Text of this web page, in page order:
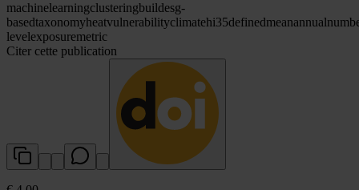
machinelearningclusteringbuildesg-
basedtaxonomyheatvulnerabilityclimatehi35definedmeanannual
levelexposuremetric
Citer cette publication